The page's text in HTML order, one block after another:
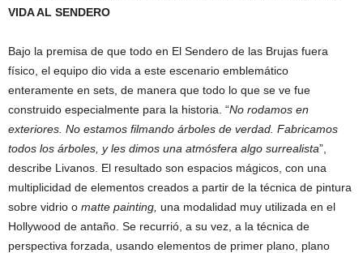
VIDA AL SENDERO
Bajo la premisa de que todo en El Sendero de las Brujas fuera
físico, el equipo dio vida a este escenario emblemático
enteramente en sets, de manera que todo lo que se ve fue
construido especialmente para la historia. “No rodamos en
exteriores. No estamos filmando árboles de verdad. Fabricamos
todos los árboles, y les dimos una atmósfera algo surrealista”,
describe Livanos. El resultado son espacios mágicos, con una
multiplicidad de elementos creados a partir de la técnica de pintura
sobre vidrio o matte painting, una modalidad muy utilizada en el
Hollywood de antaño. Se recurrió, a su vez, a la técnica de
perspectiva forzada, usando elementos de primer plano, plano